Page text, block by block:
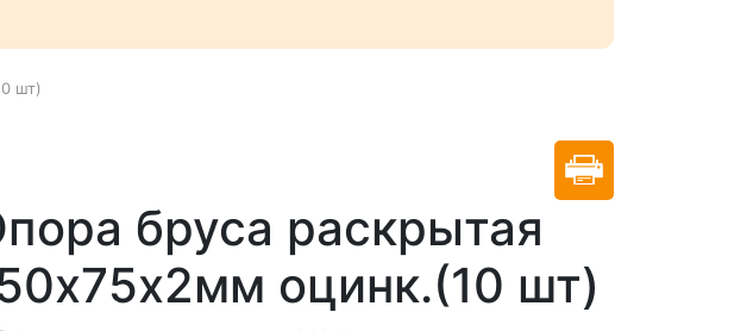
шт)
бруса раскрытая
оцинк.(10 шт)